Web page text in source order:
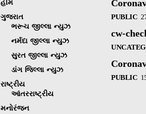
હોમ
ગુજરાત
ભરૂચ જીલ્લા ન્યુઝ
નર્મદા જીલ્લા ન્યુઝ
સુરત જીલ્લા ન્યુઝ
ડાંગ જિલ્લા ન્યુઝ
રાષ્ટ્રીય
આંતરરાષ્ટ્રીય
મનોરંજન
PUBLIC
cw-
PUBLIC